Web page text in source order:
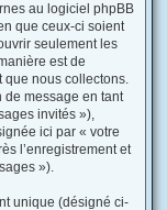
au logiciel phpBB
que ceux-ci soient
seulement les
est de
que nous collectons.
de message en tant
invités »),
ici par « votre
l’enregistrement et
»).
unique (désigné ci-